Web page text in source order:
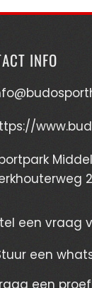
INFO
een vraag
een
een